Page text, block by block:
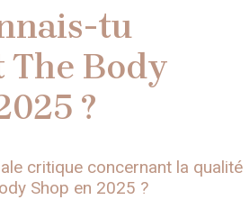
tu
Body
?
critique concernant la qualité
Shop en 2025 ?